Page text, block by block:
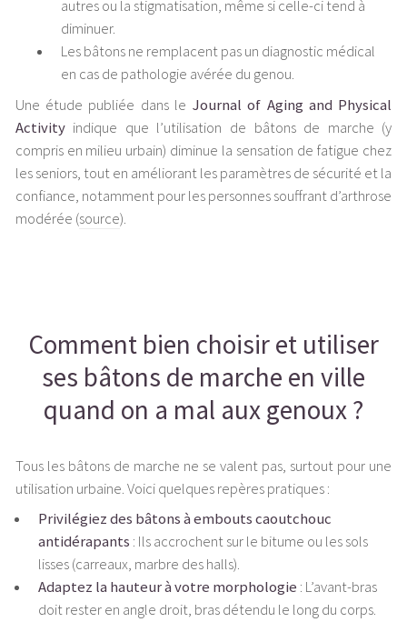
autres ou la stigmatisation, même si celle-ci tend à
diminuer.
Les bâtons ne remplacent pas un diagnostic médical
en cas de pathologie avérée du genou.
Une étude publiée dans le Journal of Aging and Physical
Activityindique que l’utilisation de bâtons de marche (y
compris en milieu urbain) diminue la sensation de fatigue chez
les seniors, tout en améliorant les paramètres de sécurité et la
confiance, notamment pour les personnes souffrant d’arthrose
modérée (source).
Comment bien choisir et utiliser
ses bâtons de marche en ville
quand on a mal aux genoux ?
Tous les bâtons de marche ne se valent pas, surtout pour une
utilisation urbaine. Voici quelques repères pratiques :
Privilégiez des bâtons à embouts caoutchouc
antidérapants : Ils accrochent sur le bitume ou les sols
lisses (carreaux, marbre des halls).
Adaptez la hauteur à votre morphologie : L’avant-bras
doit rester en angle droit, bras détendu le long du corps.